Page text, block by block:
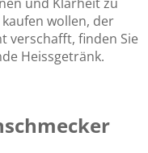
kaufen wollen, der
verschafft, finden Sie
Heissgetränk.